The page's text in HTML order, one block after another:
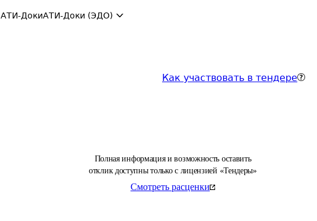
АТИ-ДокиАТИ-Доки (ЭДО)
Как участвовать в тендере
Полная информация и возможность оставить
отклик доступны только с лицензией «Тендеры»
Смотреть расценки